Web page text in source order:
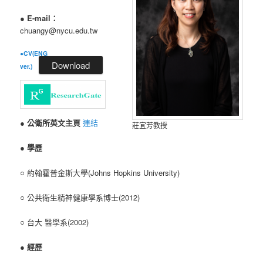
莊宜芳教授
● E-mail：
chuangy@nycu.edu.tw
●CV(ENG
ver.)
Download
●公衛所英文主頁 連結
●學歷
○ 約翰霍普金斯大學(Johns Hopkins University)
○ 公共衛生精神健康學系博士(2012)
○ 台大 醫學系(2002)
●經歷